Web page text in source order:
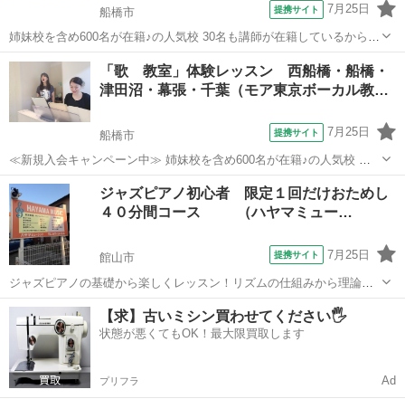
船橋市 提携サイト 7月25日
姉妹校を含め600名が在籍♪の人気校 30名も講師が在籍しているから、
いろんな講師に学べる♪ たった30分の体験レッスンで「歌のコツ」を
お教えします♪ 現役で活躍する講師陣が丁寧にレッスン 今なら♪「体験
レッスン 500円...
千葉 船橋市 ボーカル
「歌 教室」体験レッスン 西船橋・船橋・
津田沼・幕張・千葉（モア東京ボーカル教…
船橋市 提携サイト 7月25日
≪新規入会キャンペーン中≫ 姉妹校を含め600名が在籍♪の人気校 講
師が30名も所属♪ （いろんな講師から学べる！） たった30分の体験レ
ッスンで「歌のコツ」をお教えします♪ 今なら♪「体験レッスン 500
円！」 ＊3...
千葉 船橋市 ボーカル
ジャズピアノ初心者 限定１回だけおためし
４０分間コース （ハヤマミュー…
館山市 提携サイト 7月25日
ジャズピアノの基礎から楽しくレッスン！リズムの仕組みから理論ま
で丁寧に！羽山代表講師の直接レッスンです。
千葉 館山市 ピアノ
【求】古いミシン買わせてください🖐️
状態が悪くてもOK！最大限買取します
プリフラ Ad